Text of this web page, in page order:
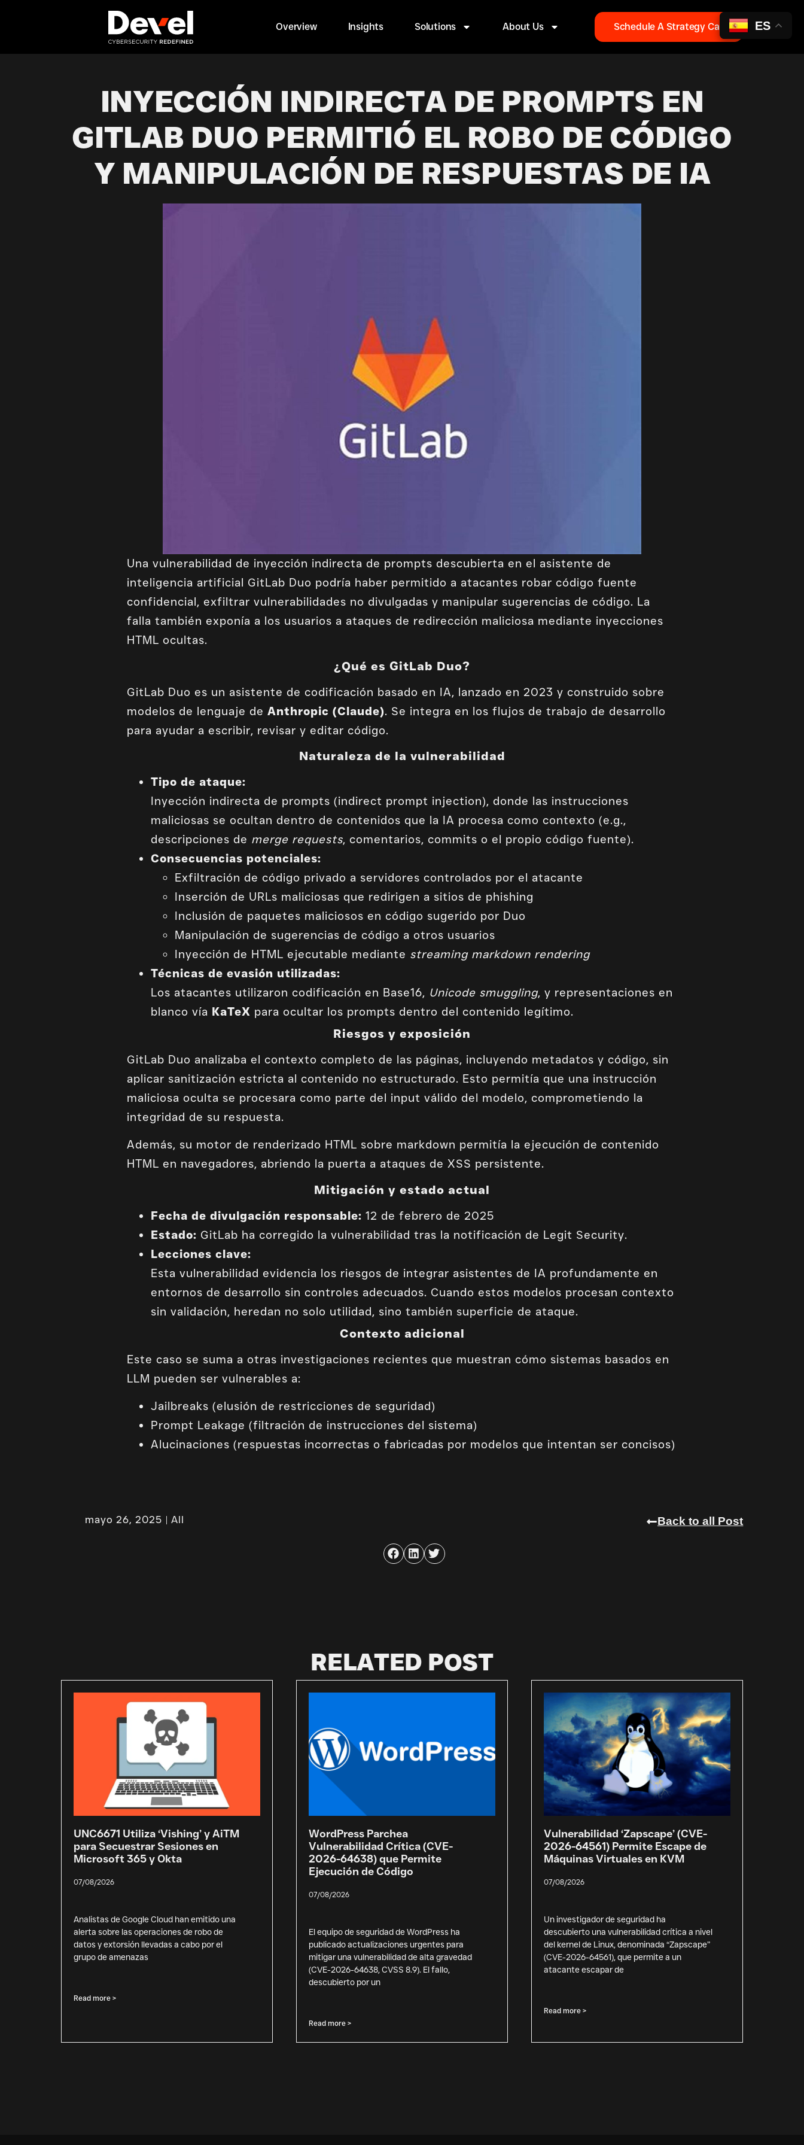
Overview Insights Solutions About Us Schedule A Strategy Call
INYECCIÓN INDIRECTA DE PROMPTS EN
GITLAB DUO PERMITIÓ EL ROBO DE CÓDIGO
Y MANIPULACIÓN DE RESPUESTAS DE IA
Una vulnerabilidad de inyección indirecta de prompts descubierta en el asistente de
inteligencia artificial GitLab Duo podría haber permitido a atacantes robar código fuente
confidencial, exfiltrar vulnerabilidades no divulgadas y manipular sugerencias de código. La
falla también exponía a los usuarios a ataques de redirección maliciosa mediante inyecciones
HTML ocultas.
¿Qué es GitLab Duo?
GitLab Duo es un asistente de codificación basado en IA, lanzado en 2023 y construido sobre
modelos de lenguaje de Anthropic (Claude). Se integra en los flujos de trabajo de desarrollo
para ayudar a escribir, revisar y editar código.
Naturaleza de la vulnerabilidad
Tipo de ataque:
Inyección indirecta de prompts (indirect prompt injection), donde las instrucciones
maliciosas se ocultan dentro de contenidos que la IA procesa como contexto (e.g.,
descripciones de merge requests, comentarios, commits o el propio código fuente).
Consecuencias potenciales:
Exfiltración de código privado a servidores controlados por el atacante
Inserción de URLs maliciosas que redirigen a sitios de phishing
Inclusión de paquetes maliciosos en código sugerido por Duo
Manipulación de sugerencias de código a otros usuarios
Inyección de HTML ejecutable mediante streaming markdown rendering
Técnicas de evasión utilizadas:
Los atacantes utilizaron codificación en Base16, Unicode smuggling, y representaciones en
blanco vía KaTeX para ocultar los prompts dentro del contenido legítimo.
Riesgos y exposición
GitLab Duo analizaba el contexto completo de las páginas, incluyendo metadatos y código, sin
aplicar sanitización estricta al contenido no estructurado. Esto permitía que una instrucción
maliciosa oculta se procesara como parte del input válido del modelo, comprometiendo la
integridad de su respuesta.
Además, su motor de renderizado HTML sobre markdown permitía la ejecución de contenido
HTML en navegadores, abriendo la puerta a ataques de XSS persistente.
Mitigación y estado actual
Fecha de divulgación responsable: 12 de febrero de 2025
Estado: GitLab ha corregido la vulnerabilidad tras la notificación de Legit Security.
Lecciones clave:
Esta vulnerabilidad evidencia los riesgos de integrar asistentes de IA profundamente en
entornos de desarrollo sin controles adecuados. Cuando estos modelos procesan contexto
sin validación, heredan no solo utilidad, sino también superficie de ataque.
Contexto adicional
Este caso se suma a otras investigaciones recientes que muestran cómo sistemas basados en
LLM pueden ser vulnerables a:
Jailbreaks (elusión de restricciones de seguridad)
Prompt Leakage (filtración de instrucciones del sistema)
Alucinaciones (respuestas incorrectas o fabricadas por modelos que intentan ser concisos)
mayo 26, 2025 All Back to all Post
RELATED POST
UNC6671 Utiliza ‘Vishing’ y AiTM
para Secuestrar Sesiones en
Microsoft 365 y Okta
07/08/2026
Analistas de Google Cloud han emitido una
alerta sobre las operaciones de robo de
datos y extorsión llevadas a cabo por el
grupo de amenazas
Read more >
WordPress Parchea
Vulnerabilidad Crítica (CVE-
2026-64638) que Permite
Ejecución de Código
07/08/2026
El equipo de seguridad de WordPress ha
publicado actualizaciones urgentes para
mitigar una vulnerabilidad de alta gravedad
(CVE-2026-64638, CVSS 8.9). El fallo,
descubierto por un
Read more >
Vulnerabilidad ‘Zapscape’ (CVE-
2026-64561) Permite Escape de
Máquinas Virtuales en KVM
07/08/2026
Un investigador de seguridad ha
descubierto una vulnerabilidad crítica a nivel
del kernel de Linux, denominada “Zapscape”
(CVE-2026-64561), que permite a un
atacante escapar de
Read more >
ES